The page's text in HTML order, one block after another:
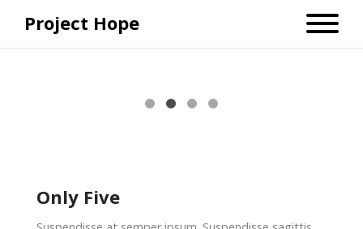
Project Hope
Only Five